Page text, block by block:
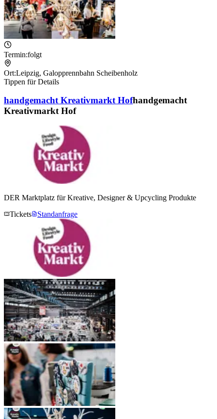
Termin:folgt
Ort:Leipzig, Galopprennbahn Scheibenholz
Tippen für Details
handgemacht Kreativmarkt Hofhandgemacht
Kreativmarkt Hof
DER Marktplatz für Kreative, Designer & Upcycling Produkte
Tickets
Standanfrage